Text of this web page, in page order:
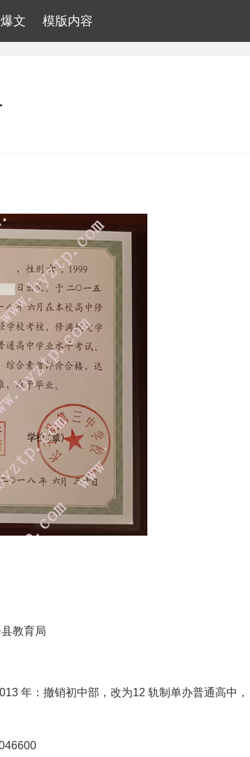
文 模版内容
教育局
年：撤销初中部，改为12 轨制单办普通高中，